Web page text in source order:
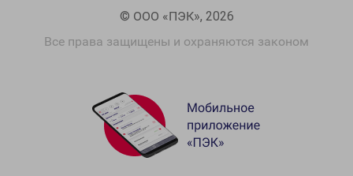
© ООО «ПЭК», 2026
Все права защищены и охраняются законом